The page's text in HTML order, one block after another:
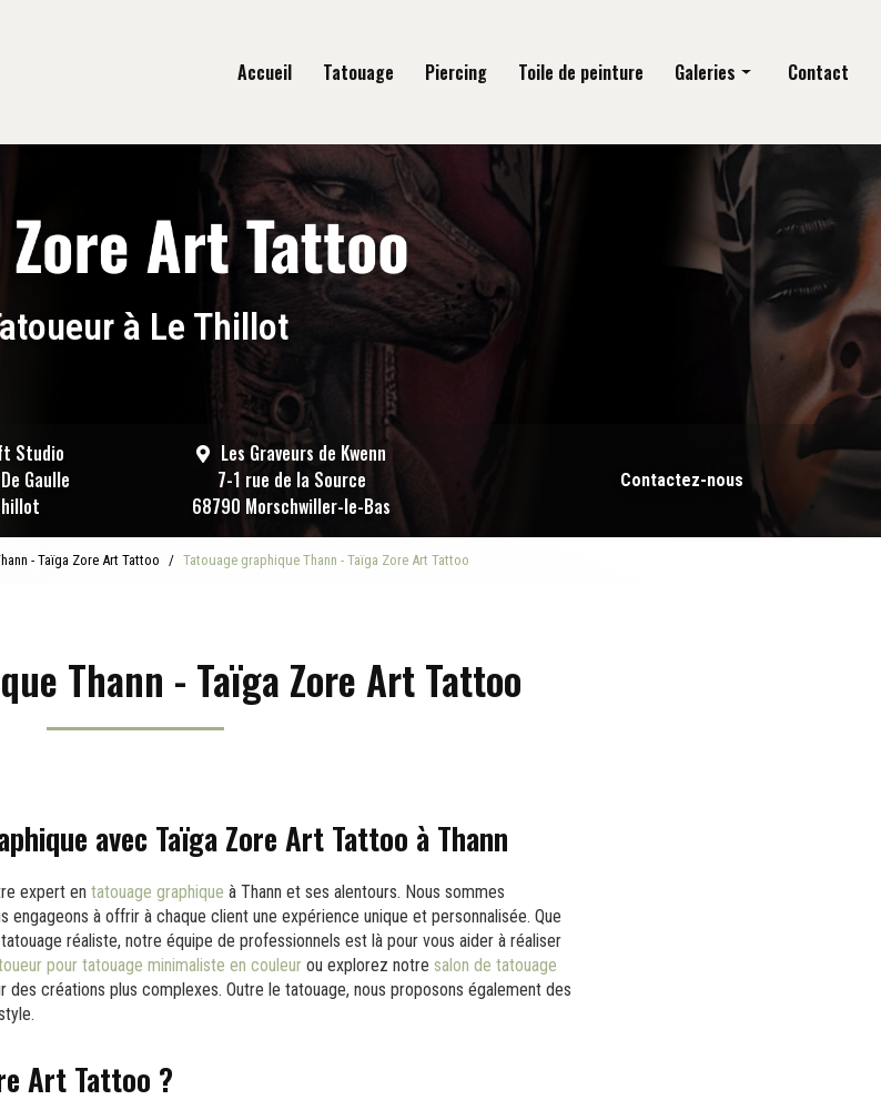
Accueil Tatouage Piercing Toile de peinture Galeries
Tatouage
Piercing
Toile de peinture
Contact
à Le Thillot
Studio
Gaulle
Les Graveurs de Kwenn
7-1 rue de la Source
68790 Morschwiller-le-Bas
Contactez-nous
- Taïga Zore Art Tattoo Tatouage graphique Thann - Taïga Zore Art Tattoo
Thann - Taïga Zore Art Tattoo
avec Taïga Zore Art Tattoo à Thann
expert en tatouage graphique à Thann et ses alentours. Nous sommes
engageons à offrir à chaque client une expérience unique et personnalisée. Que
réaliste, notre équipe de professionnels est là pour vous aider à réaliser
pour tatouage minimaliste en couleur ou explorez notre salon de tatouage
des créations plus complexes. Outre le tatouage, nous proposons également des
Art Tattoo ?